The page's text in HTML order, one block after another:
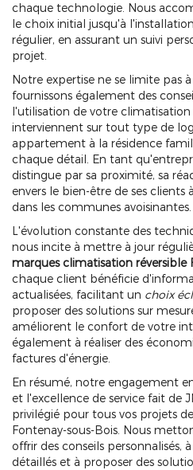
chaque technologie. Nous
le choix initial jusqu'à
régulier, en assurant un suivi
projet.
Notre expertise ne se limite pas
fournissons également des
l'utilisation de votre climatisation
interviennent sur tout type de
appartement à la résidence
chaque détail. En tant
distingue par sa proximité, sa
envers le bien-être de ses clients
dans les communes avoisinantes.
L'évolution constante des
nous incite à mettre à jour
marques climatisation réversible
chaque client bénéficie
actualisées, facilitant un choix
proposer des solutions sur
améliorent le confort de votre
également à réaliser des
factures d'énergie.
En résumé, notre engagement
et l'excellence de service fait de
privilégié pour tous vos projets
Fontenay-sous-Bois. Nous
offrir des conseils personnalisés,
détaillés et à proposer des